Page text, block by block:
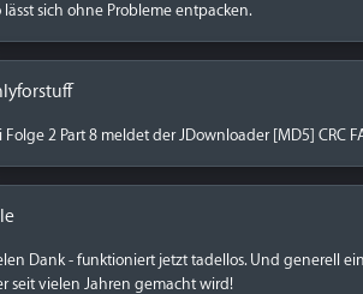
lässt sich ohne Probleme entpacken.
Folge 2 Part 8 meldet der JDownloader [MD5] CRC
Dank - funktioniert jetzt tadellos. Und generell
seit vielen Jahren gemacht wird!